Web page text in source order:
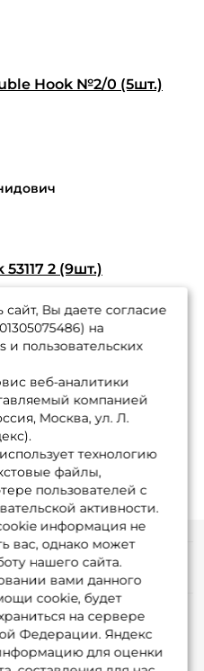
Hook №2/0 (5шт.)
2 (9шт.)
при зацепи до 2 раз.
ломаютсю.
Вы даете согласие
на
и пользовательских
веб-аналитики
компанией
Москва, ул. Л.
технологию
файлы,
пользователей с
активности.
информация не
вас, однако может
нашего сайта.
вами данного
cookie, будет
на сервере
Федерации. Яндекс
для оценки